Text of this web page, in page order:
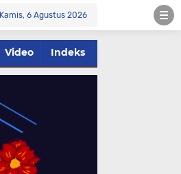
Kamis, 6 Agustus 2026
Video Indeks